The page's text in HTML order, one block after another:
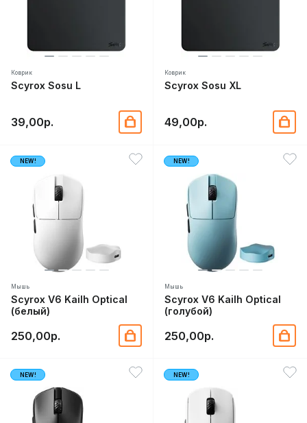
Коврик
Scyrox Sosu L
39,00р.
Коврик
Scyrox Sosu XL
49,00р.
NEW!
Мышь
Scyrox V6 Kailh Optical
(белый)
250,00р.
NEW!
Мышь
Scyrox V6 Kailh Optical
(голубой)
250,00р.
NEW! NEW!